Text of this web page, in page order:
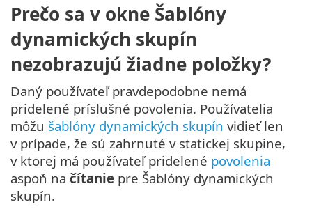
Prečo sa v okne Šablóny
dynamických skupín
nezobrazujú žiadne položky?
Daný používateľ pravdepodobne nemá
pridelené príslušné povolenia. Používatelia
môžu šablóny dynamických skupín vidieť len
v prípade, že sú zahrnuté v statickej skupine,
v ktorej má používateľ pridelené povolenia
aspoň na čítanie pre Šablóny dynamických
skupín.